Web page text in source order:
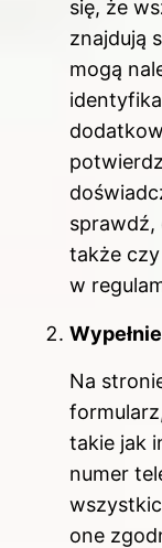
się, że
znajdują
mogą
sprawdź,
także czy
w
Na
takie jak
numer
one